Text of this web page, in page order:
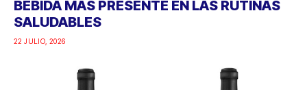
BEBIDA MÁS PRESENTE EN LAS RUTINAS
SALUDABLES
22 JULIO, 2026